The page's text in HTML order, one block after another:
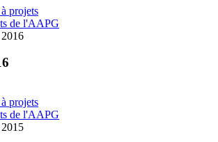
projets
de l'AAPG
projets
de l'AAPG